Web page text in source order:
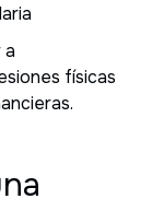
a
físicas